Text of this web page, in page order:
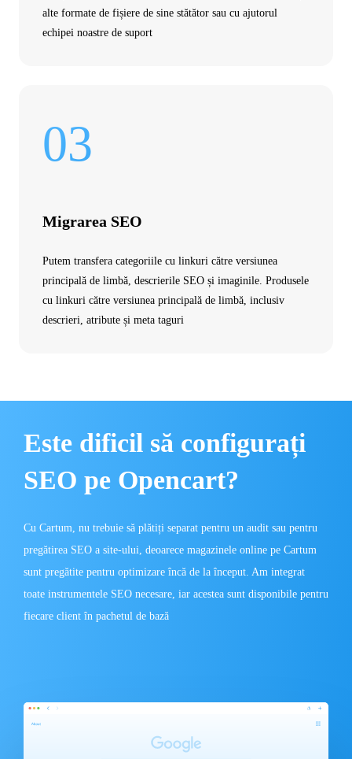
alte formate de fișiere de sine stătător sau cu ajutorul
echipei noastre de suport
03
Migrarea SEO
Putem transfera categoriile cu linkuri către versiunea
principală de limbă, descrierile SEO și imaginile. Produsele
cu linkuri către versiunea principală de limbă, inclusiv
descrieri, atribute și meta taguri
Este dificil să configurați
SEO pe Opencart?
Cu Cartum, nu trebuie să plătiți separat pentru un audit sau pentru
pregătirea SEO a site-ului, deoarece magazinele online pe Cartum
sunt pregătite pentru optimizare încă de la început. Am integrat
toate instrumentele SEO necesare, iar acestea sunt disponibile pentru
fiecare client în pachetul de bază